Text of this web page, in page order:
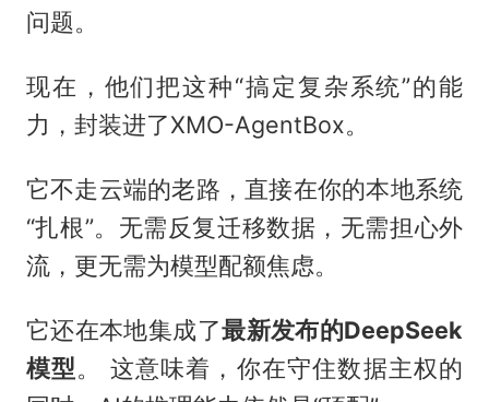
问题。
现在，他们把这种“搞定复杂系统”的能
力，封装进了XMO-AgentBox。
它不走云端的老路，直接在你的本地系统
“扎根”。无需反复迁移数据，无需担心外
流，更无需为模型配额焦虑。
它还在本地集成了最新发布的DeepSeek
模型。 这意味着，你在守住数据主权的